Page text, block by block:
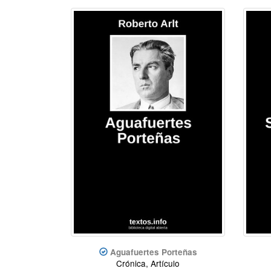
Aguafuertes Porteñas
Crónica, Artículo